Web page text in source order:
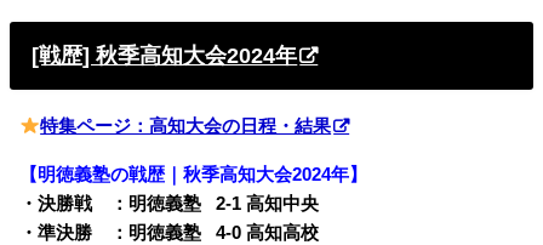
[戦歴] 秋季高知大会2024年
特集ページ：高知大会の日程・結果
【明徳義塾の戦歴｜秋季高知大会2024年】
・決勝戦 ：明徳義塾
02-1 高知中央
・準決勝 ：明徳義塾
04-0 高知高校